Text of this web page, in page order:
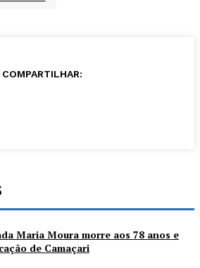
COMPARTILHAR:
Maria Moura morre aos 78 anos e
de Camaçari